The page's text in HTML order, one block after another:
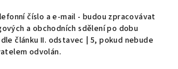
číslo a e-mail - budou zpracovávat
a obchodních sdělení po dobu
článku II. odstavec | 5, pokud nebude
odvolán.